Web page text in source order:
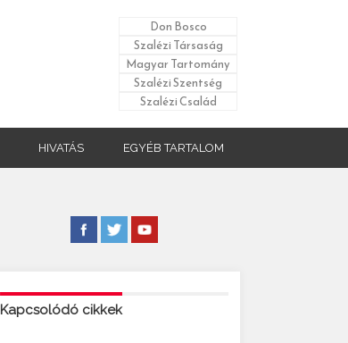
Don Bosco
Szalézi Társaság
Magyar Tartomány
Szalézi Szentség
Szalézi Család
HIVATÁS EGYÉB TARTALOM
Kapcsolódó cikkek